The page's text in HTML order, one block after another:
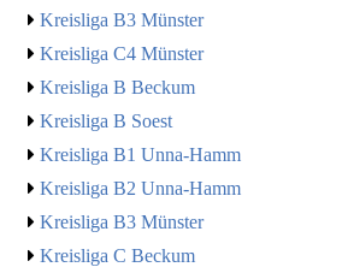
Kreisliga B3 Münster
Kreisliga C4 Münster
Kreisliga B Beckum
Kreisliga B Soest
Kreisliga B1 Unna-Hamm
Kreisliga B2 Unna-Hamm
Kreisliga B3 Münster
Kreisliga C Beckum